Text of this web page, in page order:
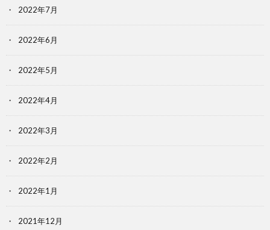
2022年7月
2022年6月
2022年5月
2022年4月
2022年3月
2022年2月
2022年1月
2021年12月